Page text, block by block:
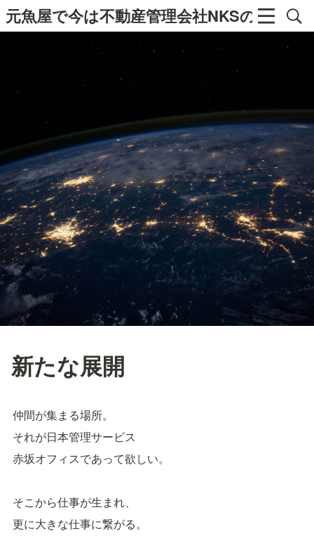
元魚屋で今は不動産管理会社NKSの社長の
新たな展開
仲間が集まる場所。
それが日本管理サービス
赤坂オフィスであって欲しい。
そこから仕事が生まれ、
更に大きな仕事に繋がる。